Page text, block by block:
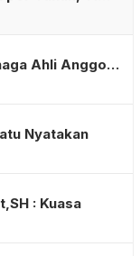
Ahli Anggo…
Nyatakan
: Kuasa